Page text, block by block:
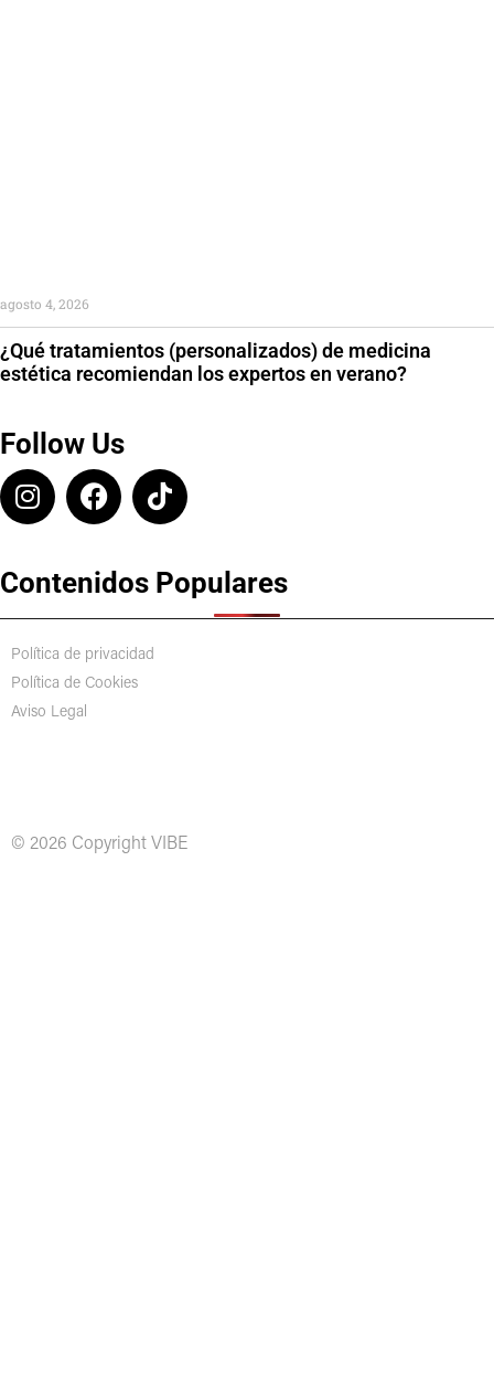
¿Qué tratamientos (personalizados) de medicina
estética recomiendan los expertos en verano?
agosto 4, 2026
Follow Us
Contenidos Populares
Política de privacidad
Política de Cookies
Aviso Legal
© 2026 Copyright VIBE